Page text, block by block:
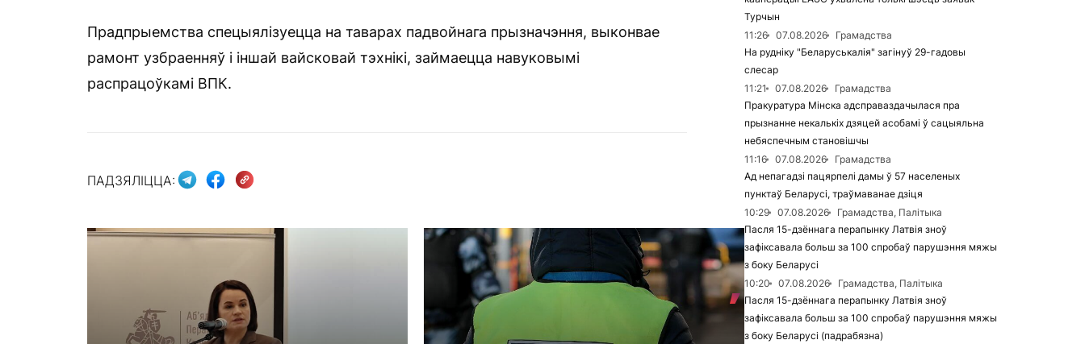
Прадпрыемства спецыялізуецца на таварах падвойнага прызначэння, выконвае
рамонт узбраенняў і іншай вайсковай тэхнікі, займаецца навуковымі
распрацоўкамі ВПК.
ПАДЗЯЛІЦЦА:
Турчын
11:26
07.08.2026
Грамадства
На рудніку "Беларуськалія" загінуў 29-гадовы
слесар
11:21
07.08.2026
Грамадства
Пракуратура Мінска адсправаздачылася пра
прызнанне некалькіх дзяцей асобамі ў сацыяльна
небяспечным становішчы
11:16
07.08.2026
Грамадства
Ад непагадзі пацярпелі дамы ў 57 населеных
пунктаў Беларусі, траўмаванае дзіця
10:29
07.08.2026
Грамадства, Палітыка
Пасля 15-дзённага перапынку Латвія зноў
зафіксавала больш за 100 спробаў парушэння мяжы
з боку Беларусі
10:20
07.08.2026
Грамадства, Палітыка
Пасля 15-дзённага перапынку Латвія зноў
зафіксавала больш за 100 спробаў парушэння мяжы
з боку Беларусі (падрабязна)